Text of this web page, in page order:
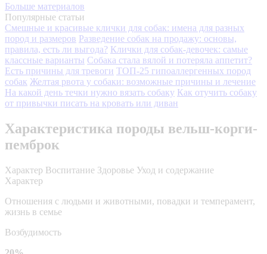
Больше материалов
Популярные статьи
Смешные и красивые клички для собак: имена для разных
пород и размеров Разведение собак на продажу: основы,
правила, есть ли выгода? Клички для собак-девочек: самые
классные варианты Собака стала вялой и потеряла аппетит?
Есть причины для тревоги ТОП-25 гипоаллергенных пород
собак Желтая рвота у собаки: возможные причины и лечение
На какой день течки нужно вязать собаку Как отучить собаку
от привычки писать на кровать или диван
Характеристика породы вельш-корги-
пемброк
Характер Воспитание Здоровье Уход и содержание
Характер
Отношения с людьми и животными, повадки и темперамент,
жизнь в семье
Возбудимость